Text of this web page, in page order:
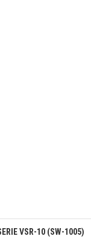
VSR-10 (SW-1005)